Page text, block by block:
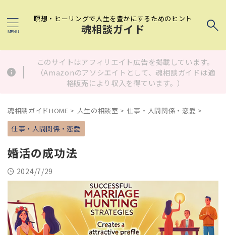
瞑想・ヒーリングで人生を豊かにするためのヒント
魂相談ガイド
このサイトはアフィリエイト広告を掲載しています。
（Amazonのアソシエイトとして、魂相談ガイドは適
格販売により収入を得ています。）
魂相談ガイドHOME > 人生の相談室 > 仕事・人間関係・恋愛 >
仕事・人間関係・恋愛
婚活の成功法
2024/7/29